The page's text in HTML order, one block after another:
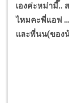
เองค่ะหม่ามี๊..
ไหมคะพี่แอฟ
และพี่นน(ของ